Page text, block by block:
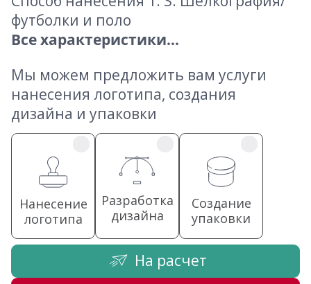
футболки и поло
Все характеристики...
Мы можем предложить вам услуги
нанесения логотипа, создания
дизайна и упаковки
Нанесение
логотипа
Разработка
дизайна
Создание
упаковки
На расчет